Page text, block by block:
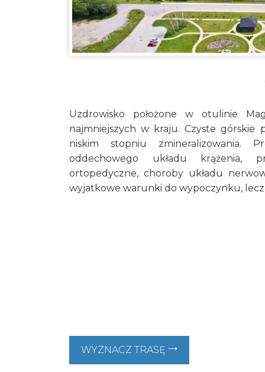
Uzdrowisko położone w otulinie
najmniejszych w kraju. Czyste górskie
niskim stopniu zmineralizowania.
oddechowego układu krążenia,
ortopedyczne, choroby układu
wyjatkowe warunki do wypoczynku,
WYZNACZ TRASĘ